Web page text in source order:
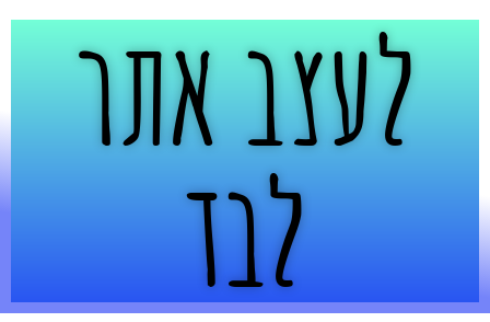
לעצב אתר
לבד